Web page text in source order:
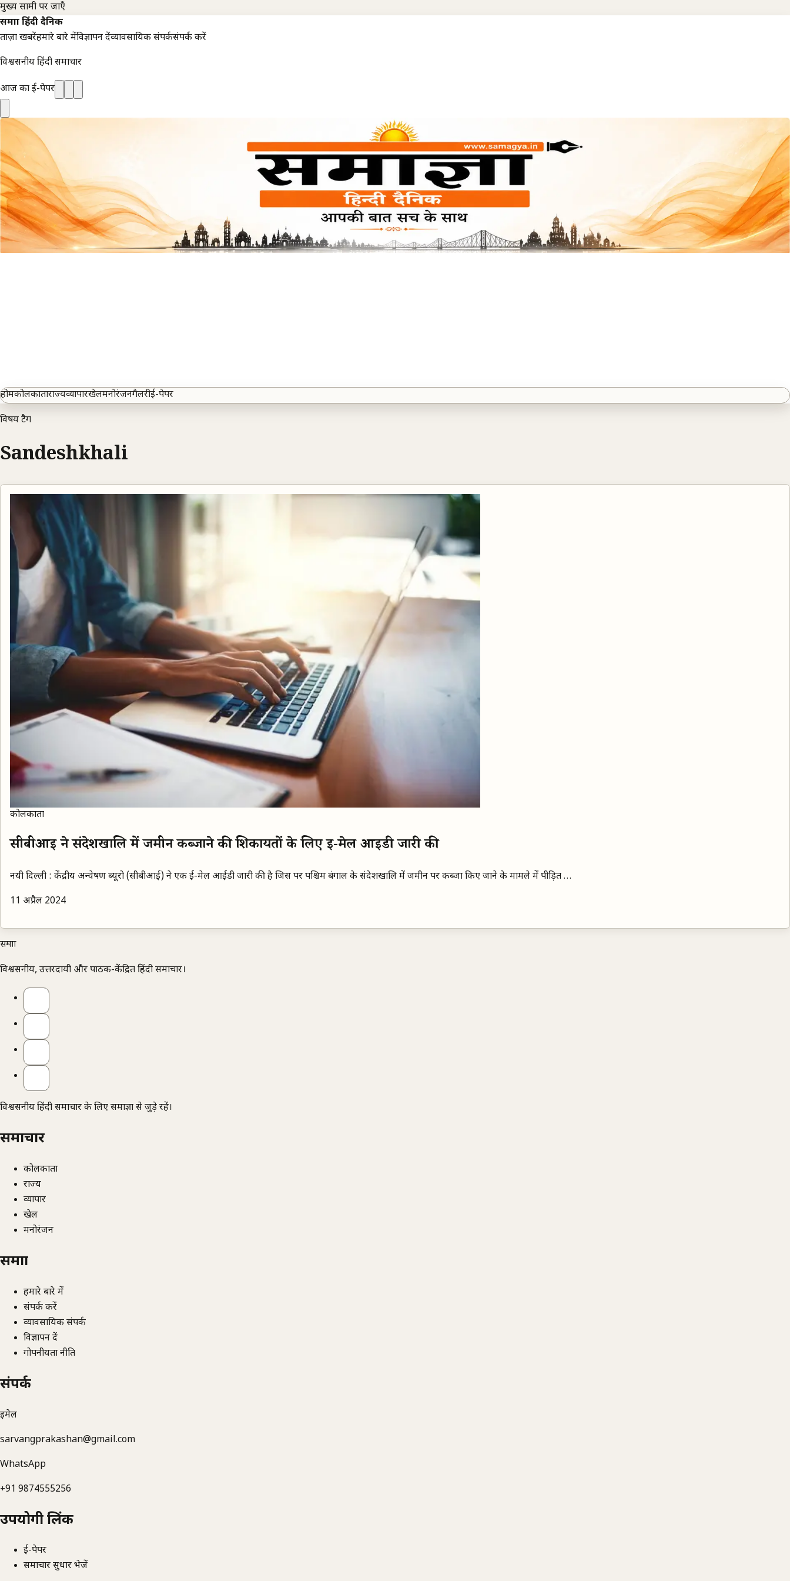
मुख्य सामग्री पर जाएँ
समाज्ञा हिंदी दैनिक
ताज़ा खबरेंहमारे बारे मेंविज्ञापन देंव्यावसायिक संपर्कसंपर्क करें
विश्वसनीय हिंदी समाचार
आज का ई-पेपर
होमकोलकाताराज्यव्यापारखेलमनोरंजनगैलरीई-पेपर
विषय टैग
Sandeshkhali
कोलकाता
सीबीआई ने संदेशखालि में जमीन कब्जाने की शिकायतों के लिए ई-मेल आईडी जारी की
नयी दिल्ली : केंद्रीय अन्वेषण ब्यूरो (सीबीआई) ने एक ई-मेल आईडी जारी की है जिस पर पश्चिम बंगाल के संदेशखालि में जमीन पर कब्जा किए जाने के मामले में पीड़ित …
11 अप्रैल 2024
समाज्ञा
विश्वसनीय, उत्तरदायी और पाठक-केंद्रित हिंदी समाचार।
विश्वसनीय हिंदी समाचार के लिए समाज्ञा से जुड़े रहें।
समाचार
कोलकाता
राज्य
व्यापार
खेल
मनोरंजन
समाज्ञा
हमारे बारे में
संपर्क करें
व्यावसायिक संपर्क
विज्ञापन दें
गोपनीयता नीति
संपर्क
ईमेल
sarvangprakashan@gmail.com
WhatsApp
+91 9874555256
उपयोगी लिंक
ई-पेपर
समाचार सुधार भेजें